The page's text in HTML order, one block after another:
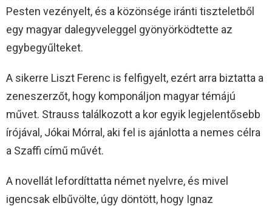
Pesten vezényelt, és a közönsége iránti tiszteletből
egy magyar dalegyveleggel gyönyörködtette az
egybegyűlteket.
A sikerre Liszt Ferenc is felfigyelt, ezért arra biztatta a
zeneszerzőt, hogy komponáljon magyar témájú
művet. Strauss találkozott a kor egyik legjelentősebb
írójával, Jókai Mórral, aki fel is ajánlotta a nemes célra
a Szaffi című művét.
A novellát lefordíttatta német nyelvre, és mivel
igencsak elbűvölte, úgy döntött, hogy Ignaz